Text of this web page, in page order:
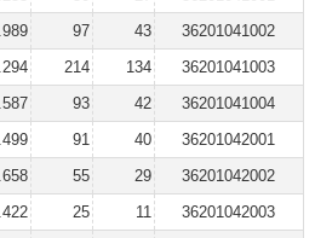
97 43
36201041002
214 134
36201041003
93 42
36201041004
91 40
36201042001
55 29
36201042002
25 11
36201042003